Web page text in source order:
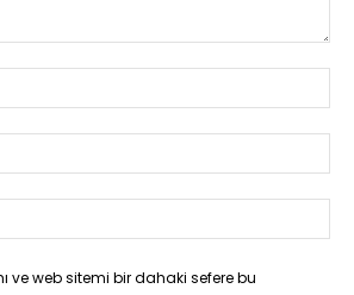
ve web sitemi bir dahaki sefere bu